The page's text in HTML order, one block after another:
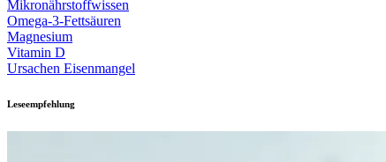
Mikronährstoffwissen
Omega-3-Fettsäuren
Magnesium
Vitamin D
Ursachen Eisenmangel
Leseempfehlung